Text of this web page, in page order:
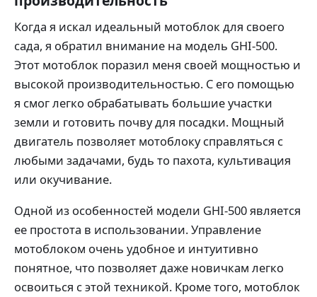
Когда я искал идеальный мотоблок для своего
сада, я обратил внимание на модель GHI-500.
Этот мотоблок поразил меня своей мощностью и
высокой производительностью. С его помощью
я смог легко обрабатывать большие участки
земли и готовить почву для посадки. Мощный
двигатель позволяет мотоблоку справляться с
любыми задачами, будь то пахота, культивация
или окучивание.
Одной из особенностей модели GHI-500 является
ее простота в использовании. Управление
мотоблоком очень удобное и интуитивно
понятное, что позволяет даже новичкам легко
освоиться с этой техникой. Кроме того, мотоблок